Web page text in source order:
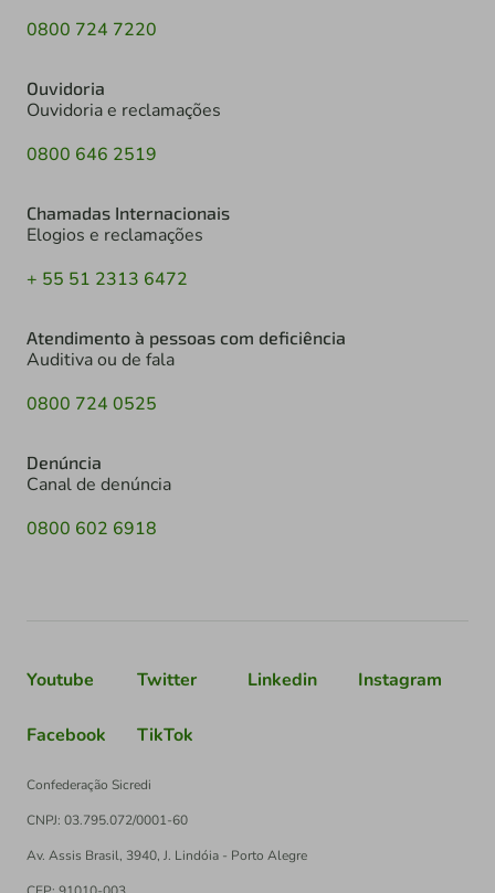
0800 724 7220
Ouvidoria
Ouvidoria e reclamações
0800 646 2519
Chamadas Internacionais
Elogios e reclamações
+ 55 51 2313 6472
Atendimento à pessoas com deficiência
Auditiva ou de fala
0800 724 0525
Denúncia
Canal de denúncia
0800 602 6918
Youtube Twitter Linkedin Instagram
Facebook TikTok
Confederação Sicredi
CNPJ: 03.795.072/0001-60
Av. Assis Brasil, 3940, J. Lindóia - Porto Alegre